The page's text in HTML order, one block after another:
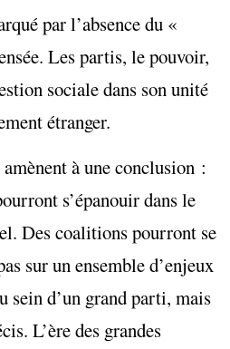
par l’absence du «
Les partis, le pouvoir,
sociale dans son unité
étranger.
à une conclusion :
s’épanouir dans le
Des coalitions pourront se
sur un ensemble d’enjeux
sein d’un grand parti, mais
L’ère des grandes